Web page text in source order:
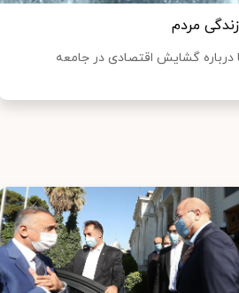
مردم
گشایش اقتصادی در جامعه